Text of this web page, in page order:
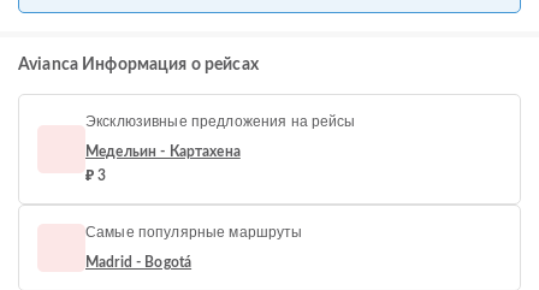
Avianca Информация о рейсах
Эксклюзивные предложения на рейсы
Медельин - Картахена
₽ 3
Самые популярные маршруты
Madrid - Bogotá